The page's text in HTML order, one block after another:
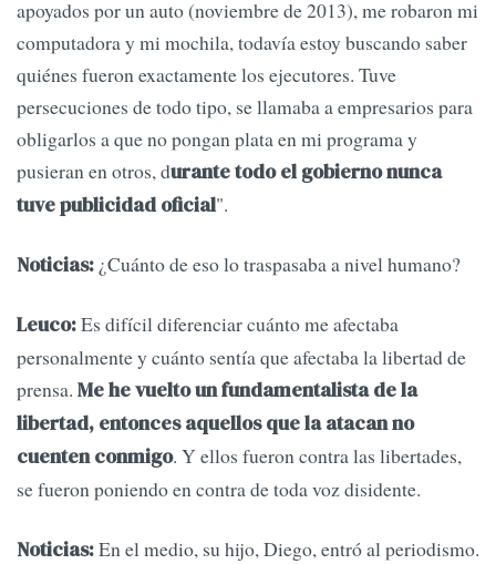
apoyados por un auto (noviembre de 2013), me robaron mi
computadora y mi mochila, todavía estoy buscando saber
quiénes fueron exactamente los ejecutores. Tuve
persecuciones de todo tipo, se llamaba a empresarios para
obligarlos a que no pongan plata en mi programa y
pusieran en otros, durante todo el gobierno nunca
tuve publicidad oficial".
Noticias: ¿Cuánto de eso lo traspasaba a nivel humano?
Leuco:Es difícil diferenciar cuánto me afectaba
personalmente y cuánto sentía que afectaba la libertad de
prensa. Me he vuelto un fundamentalista de la
libertad, entonces aquellos que la atacan no
cuenten conmigo. Y ellos fueron contra las libertades,
se fueron poniendo en contra de toda voz disidente.
Noticias:En el medio, su hijo, Diego, entró al periodismo.